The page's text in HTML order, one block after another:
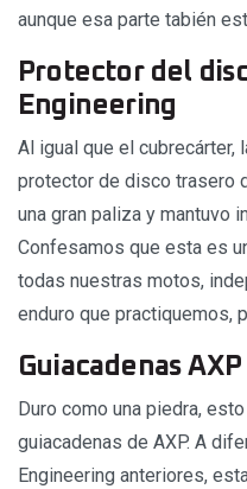
aunque esa parte tabién
Protector del
Engineering
Al igual que el cubrecárter,
protector de disco trasero
una gran paliza y mantuvo
Confesamos que esta es
todas nuestras motos,
enduro que practiquemos,
Guiacadenas
Duro como una piedra,
guiacadenas de AXP. A
Engineering anteriores,